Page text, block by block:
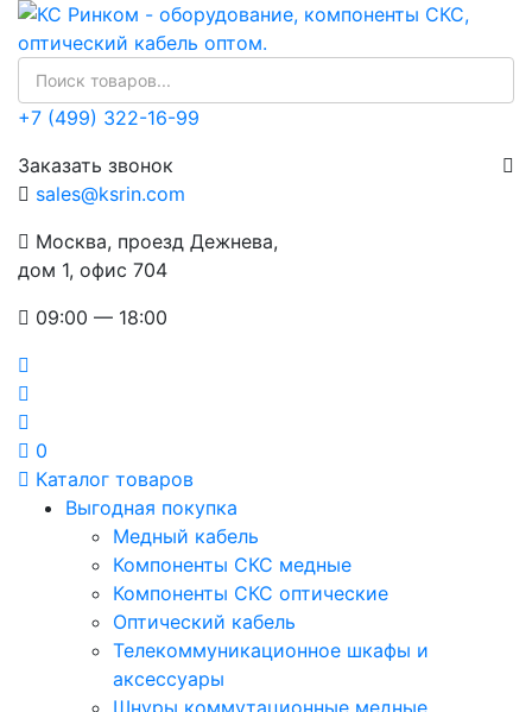
+7 (499) 322-16-99
Заказать звонок
sales@ksrin.com
Москва, проезд Дежнева,
дом 1, офис 704
09:00 — 18:00
0
Каталог товаров
Выгодная покупка
Медный кабель
Компоненты СКС медные
Компоненты СКС оптические
Оптический кабель
Телекоммуникационное шкафы и
аксессуары
Шнуры коммутационные медные